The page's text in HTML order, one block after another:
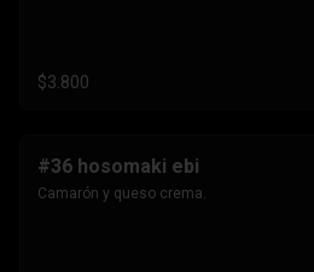
$3.800
#36 hosomaki ebi
Camarón y queso crema.